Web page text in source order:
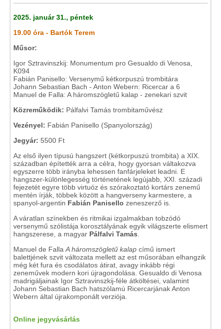
2025. január 31., péntek
19.00 óra - Bartók Terem
Műsor:
Igor Sztravinszkij: Monumentum pro Gesualdo di Venosa,
K094
Fabián Panisello: Versenymű kétkorpuszú trombitára
Johann Sebastian Bach - Anton Webern: Ricercar a 6
Manuel de Falla: A háromszögletű kalap - zenekari szvit
Közreműködik: Pálfalvi Tamás trombitaművész
Vezényel: Fabián Panisello (Spanyolország)
Jegyár: 5500 Ft
Az első ilyen típusú hangszert (kétkorpuszú trombita) a XIX.
században építették arra a célra, hogy gyorsan váltakozva
egyszerre több irányba lehessen fanfárjeleket leadni. E
hangszer-különlegesség történetének legújabb, XXI. századi
fejezetét egyre több virtuóz és szórakoztató kortárs zenemű
mentén írják, többek között a hangverseny karmestere, a
spanyol-argentin Fabián Panisello zeneszerző is.
A váratlan színekben és ritmikai izgalmakban tobzódó
versenymű szólistája korosztályának egyik világszerte elismert
hangszerese, a magyar Pálfalvi Tamás
Manuel de Falla A háromszögletű kalap című ismert
balettjének szvit változata mellett az est műsorában elhangzik
még két fura és csodálatos átirat, avagy inkább régi
zeneművek modern kori újragondolása. Gesualdo di Venosa
madrigáljainak Igor Sztravinszkij-féle átköltései, valamint
Johann Sebastian Bach hatszólamú Ricercarjának Anton
Webern által újrakomponált verziója.
Online jegyvásárlás